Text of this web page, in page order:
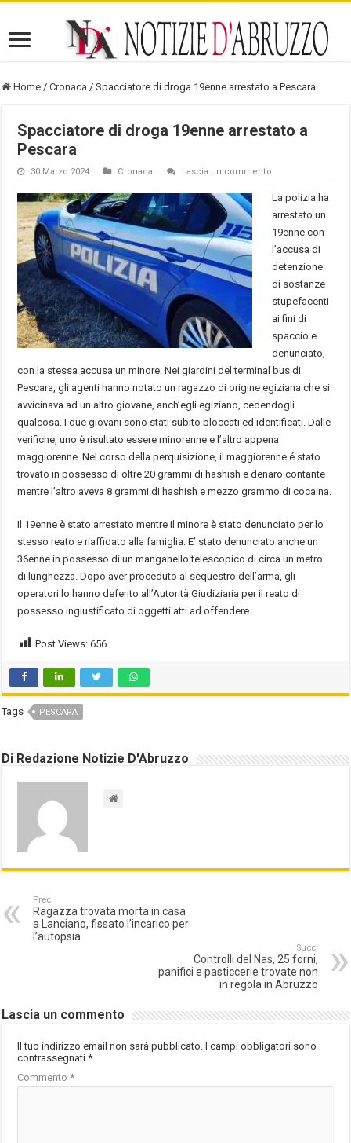
Home / Cronaca / Spacciatore di droga 19enne arrestato a Pescara
Spacciatore di droga 19enne arrestato a
Pescara
30 Marzo 2024 Cronaca Lascia un commento
La polizia ha
arrestato un
19enne con
l’accusa di
detenzione
di sostanze
stupefacenti
ai fini di
spaccio e
denunciato,
con la stessa accusa un minore. Nei giardini del terminal bus di
Pescara, gli agenti hanno notato un ragazzo di origine egiziana che si
avvicinava ad un altro giovane, anch’egli egiziano, cedendogli
qualcosa. I due giovani sono stati subito bloccati ed identificati. Dalle
verifiche, uno è risultato essere minorenne e l’altro appena
maggiorenne. Nel corso della perquisizione, il maggiorenne é stato
trovato in possesso di oltre 20 grammi di hashish e denaro contante
mentre l’altro aveva 8 grammi di hashish e mezzo grammo di cocaina.
Il 19enne è stato arrestato mentre il minore è stato denunciato per lo
stesso reato e riaffidato alla famiglia. E’ stato denunciato anche un
36enne in possesso di un manganello telescopico di circa un metro
di lunghezza. Dopo aver proceduto al sequestro dell’arma, gli
operatori lo hanno deferito all’Autorità Giudiziaria per il reato di
possesso ingiustificato di oggetti atti ad offendere.
Post Views: 656
Tags PESCARA
Di Redazione Notizie D'Abruzzo
Prec.
Ragazza trovata morta in casa
a Lanciano, fissato l’incarico per
l’autopsia
Succ.
Controlli del Nas, 25 forni,
panifici e pasticcerie trovate non
in regola in Abruzzo
Lascia un commento
Il tuo indirizzo email non sarà pubblicato. I campi obbligatori sono
contrassegnati*
Commento*